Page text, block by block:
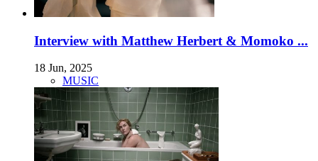
Interview with Matthew Herbert & Momoko ...
18 Jun, 2025
MUSIC